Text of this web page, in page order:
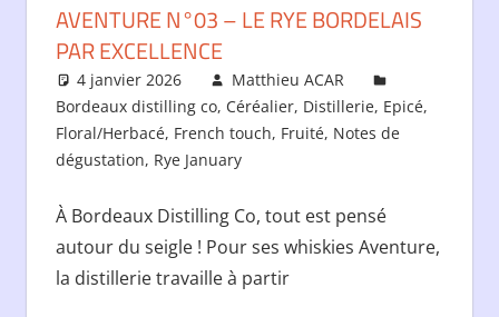
AVENTURE N°03 – LE RYE BORDELAIS
PAR EXCELLENCE
4 janvier 2026
Matthieu ACAR
Bordeaux distilling co, Céréalier, Distillerie, Epicé,
Floral/Herbacé, French touch, Fruité, Notes de
dégustation, Rye January
À Bordeaux Distilling Co, tout est pensé
autour du seigle ! Pour ses whiskies Aventure,
la distillerie travaille à partir